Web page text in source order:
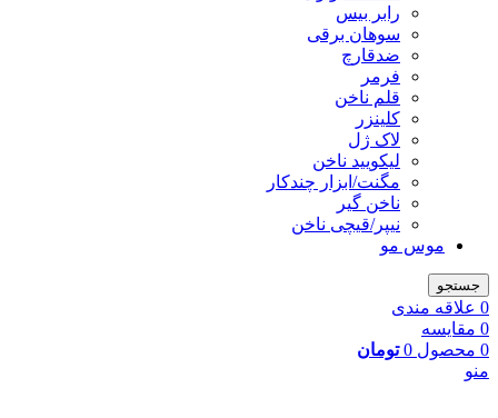
رابر بیس
سوهان برقی
ضدقارچ
فرمر
قلم ناخن
کلینزر
لاک ژل
لیکوييد ناخن
مگنت/ابزار چندکار
ناخن گیر
نیپر/قیچی ناخن
موس مو
جستجو
0 علاقه مندی
0 مقایسه
0 محصول 0 تومان
منو